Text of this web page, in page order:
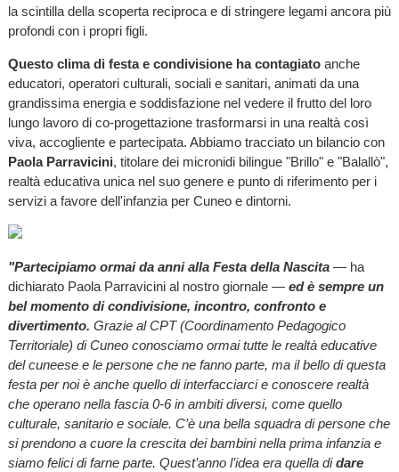
la scintilla della scoperta reciproca e di stringere legami ancora più
profondi con i propri figli.
Questo clima di festa e condivisione ha contagiato anche
educatori, operatori culturali, sociali e sanitari, animati da una
grandissima energia e soddisfazione nel vedere il frutto del loro
lungo lavoro di co-progettazione trasformarsi in una realtà così
viva, accogliente e partecipata. Abbiamo tracciato un bilancio con
Paola Parravicini, titolare dei micronidi bilingue "Brillo" e "Balallò",
realtà educativa unica nel suo genere e punto di riferimento per i
servizi a favore dell'infanzia per Cuneo e dintorni.
"Partecipiamo ormai da anni alla Festa della Nascita — ha
dichiarato Paola Parravicini al nostro giornale —ed è sempre un
bel momento di condivisione, incontro, confronto e
divertimento. Grazie al CPT (Coordinamento Pedagogico
Territoriale) di Cuneo conosciamo ormai tutte le realtà educative
del cuneese e le persone che ne fanno parte, ma il bello di questa
festa per noi è anche quello di interfacciarci e conoscere realtà
che operano nella fascia 0-6 in ambiti diversi, come quello
culturale, sanitario e sociale. C’è una bella squadra di persone che
si prendono a cuore la crescita dei bambini nella prima infanzia e
siamo felici di farne parte. Quest’anno l’idea era quella didare